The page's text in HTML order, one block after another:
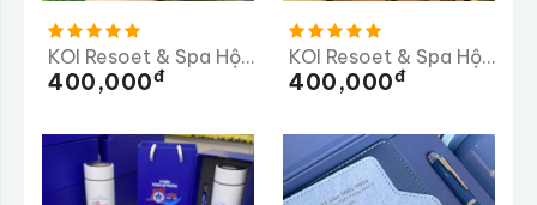
KOI Resoet & Spa Hội An
400,000Đ
KOI Resoet & Spa Hội An Lần 2
400,000Đ